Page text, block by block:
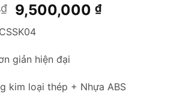
₫
Giá
gốc
là:
11,600,000 ₫.
9,500,000₫Giá
CSSK04
giản hiện đại
kim loại thép + Nhựa ABS